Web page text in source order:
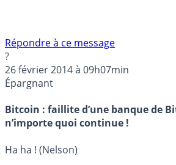
Répondre à ce message
?
26 février 2014 à 09h07min
Épargnant
Bitcoin : faillite d’une banque de
n’importe quoi continue !
Ha ha ! (Nelson)